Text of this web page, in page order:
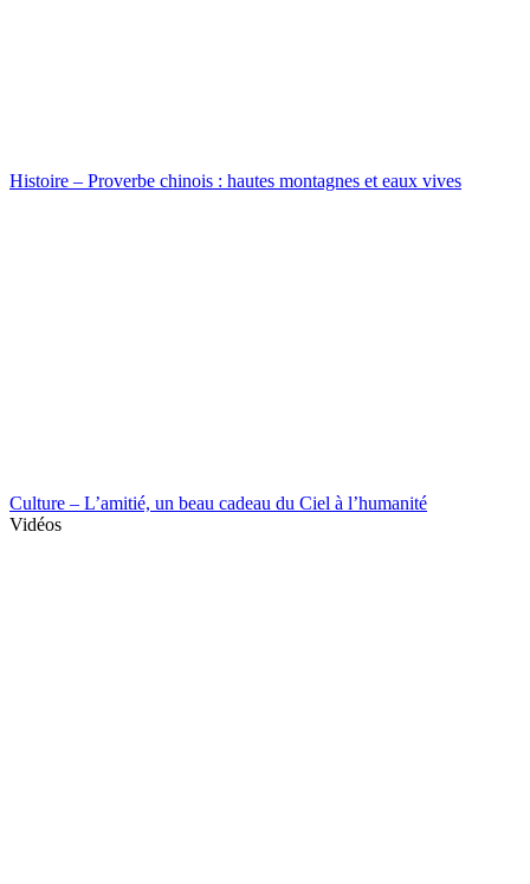
Histoire – Proverbe chinois : hautes montagnes et eaux vives
Culture – L’amitié, un beau cadeau du Ciel à l’humanité
Vidéos